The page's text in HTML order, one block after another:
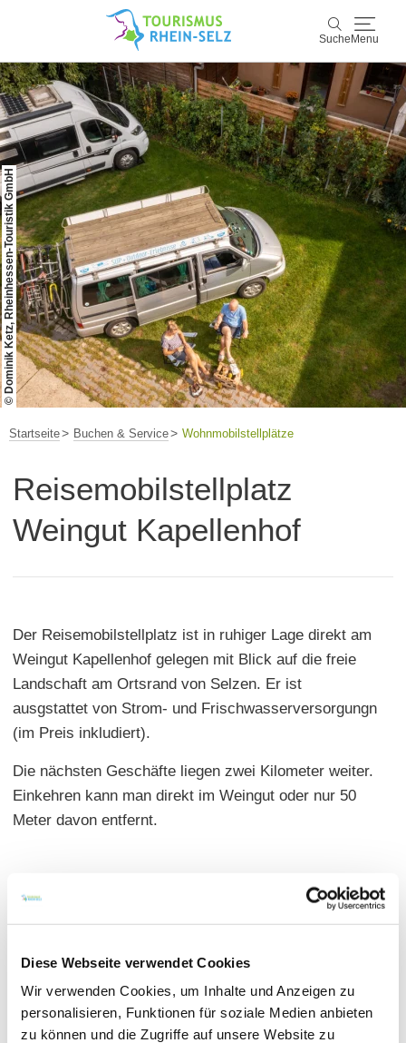
Diese Webseite verwendet Cookies
Wir verwenden Cookies, um Inhalte und Anzeigen zu
personalisieren, Funktionen für soziale Medien anbieten
zu können und die Zugriffe auf unsere Website zu
Suche Menu
Suche
Rhein-Selz
Entdecken & Erleben
Wein & Genuss
Kultur & Events
Buchen & Service
© Dominik Ketz, Rheinhessen-Touristik GmbH
Startseite Buchen & Service Wohnmobilstellplätze
Reisemobilstellplatz
Weingut Kapellenhof
Der Reisemobilstellplatz ist in ruhiger Lage direkt am
Weingut Kapellenhof gelegen mit Blick auf die freie
Landschaft am Ortsrand von Selzen. Er ist
ausgstattet von Strom- und Frischwasserversorgungn
(im Preis inkludiert).
Die nächsten Geschäfte liegen zwei Kilometer weiter.
Einkehren kann man direkt im Weingut oder nur 50
Meter davon entfernt.
ist der Stellplatz eine Nacht kostenfrei